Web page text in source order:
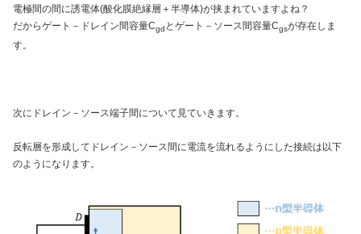
電極間の間に誘電体(酸化膜絶縁層＋半導体)が挟まれていますよね？
だからゲート－ドレイン間容量Cgd とゲート－ソース間容量Cgsが存在しま
す。
次にドレイン－ソース端子間について見ていきます。
反転層を形成してドレイン－ソース間に電流を流れるようにした接続は以下
のようになります。